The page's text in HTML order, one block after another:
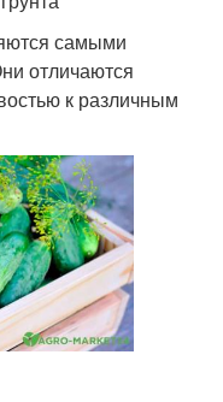
самыми
отличаются
к различным